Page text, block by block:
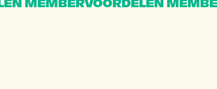
MEMBERVOORDELEN